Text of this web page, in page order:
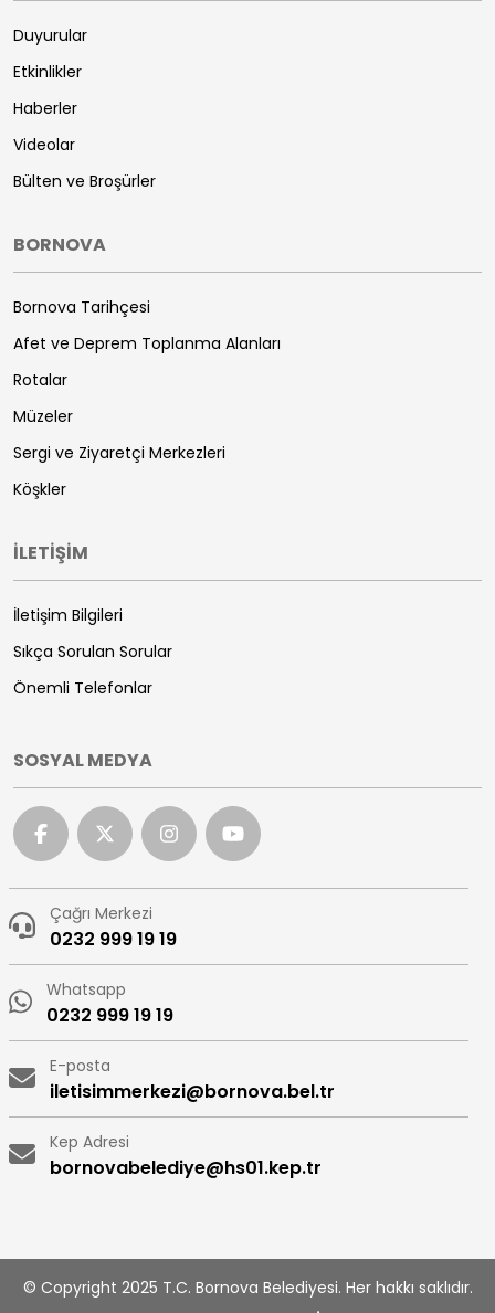
Duyurular
Etkinlikler
Haberler
Videolar
Bülten ve Broşürler
BORNOVA
Bornova Tarihçesi
Afet ve Deprem Toplanma Alanları
Rotalar
Müzeler
Sergi ve Ziyaretçi Merkezleri
Köşkler
İLETİŞİM
İletişim Bilgileri
Sıkça Sorulan Sorular
Önemli Telefonlar
SOSYAL MEDYA
Çağrı Merkezi
0232 999 19 19
Whatsapp
0232 999 19 19
E-posta
iletisimmerkezi@bornova.bel.tr
Kep Adresi
bornovabelediye@hs01.kep.tr
© Copyright 2025 T.C. Bornova Belediyesi. Her hakkı saklıdır.